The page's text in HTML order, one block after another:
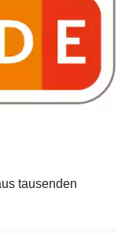
tausenden